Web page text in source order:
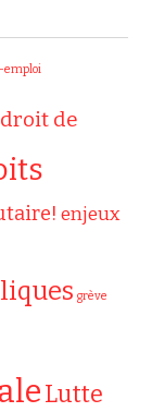
emploi
droit de
enjeux
grève
Lutte